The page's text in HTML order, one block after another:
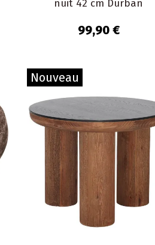
nuit 42 cm Durban
99,90 €
Nouveau